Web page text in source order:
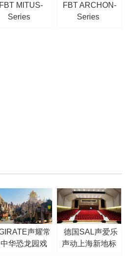
FBT MITUS-
Series
FBT ARCHON-
Series
声耀常
华恐龙园戏
德国SAL声爱乐
声动上海新地标